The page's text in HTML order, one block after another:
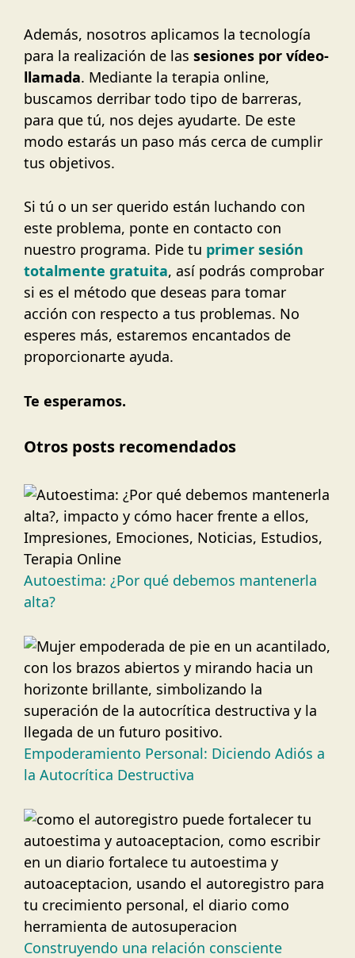
Además, nosotros aplicamos la tecnología
para la realización de las sesiones por vídeo-
llamada. Mediante la terapia online,
buscamos derribar todo tipo de barreras,
para que tú, nos dejes ayudarte. De este
modo estarás un paso más cerca de cumplir
tus objetivos.
Si tú o un ser querido están luchando con
este problema, ponte en contacto con
nuestro programa. Pide tu primer sesión
totalmente gratuita, así podrás comprobar
si es el método que deseas para tomar
acción con respecto a tus problemas. No
esperes más, estaremos encantados de
proporcionarte ayuda.
Te esperamos.
Otros posts recomendados
Autoestima: ¿Por qué debemos mantenerla
alta?
Empoderamiento Personal: Diciendo Adiós a
la Autocrítica Destructiva
Construyendo una relación consciente